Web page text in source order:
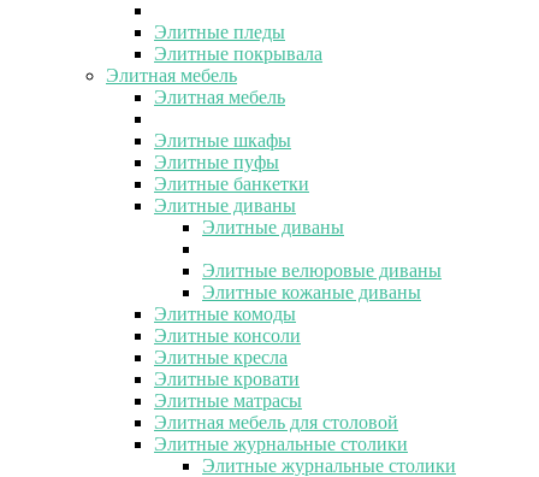
Элитные пледы
Элитные покрывала
Элитная мебель
Элитная мебель
Элитные шкафы
Элитные пуфы
Элитные банкетки
Элитные диваны
Элитные диваны
Элитные велюровые диваны
Элитные кожаные диваны
Элитные комоды
Элитные консоли
Элитные кресла
Элитные кровати
Элитные матрасы
Элитная мебель для столовой
Элитные журнальные столики
Элитные журнальные столики